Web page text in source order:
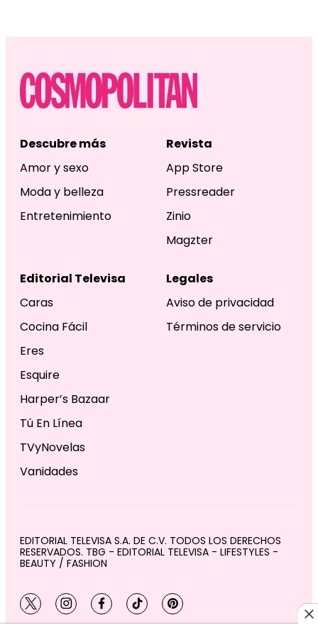
Descubre más
Amor y sexo
Moda y belleza
Entretenimiento
Revista
App Store
Pressreader
Zinio
Magzter
Editorial Televisa
Caras
Cocina Fácil
Eres
Esquire
Harper’s Bazaar
Tú En Línea
TVyNovelas
Vanidades
Legales
Aviso de privacidad
Términos de servicio
EDITORIAL TELEVISA S.A. DE C.V. TODOS LOS DERECHOS
RESERVADOS. TBG - EDITORIAL TELEVISA - LIFESTYLES -
BEAUTY / FASHION
twitterinstagram
facebooktiktokpinterest